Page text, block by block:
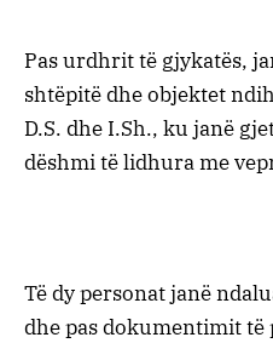
Pas urdhrit të gjykatës,
shtëpitë dhe objektet
D.S. dhe I.Sh., ku janë
dëshmi të lidhura me
Të dy personat janë
dhe pas dokumentimit